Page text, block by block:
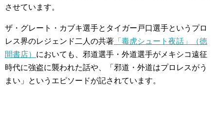
させています。
ザ・グレート・カブキ選手とタイガー戸口選手というプロ
レス界のレジェンド二人の共著 「毒虎シュート夜話」（徳
間書店） においても、邪道選手・外道選手がメキシコ遠征
時代に強盗に襲われた話や、「邪道・外道はプロレスがう
まい」というエピソードが記されています。